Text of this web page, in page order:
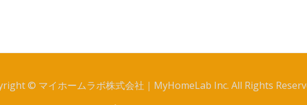
© マイホームラボ株式会社｜MyHomeLab Inc. All Rights